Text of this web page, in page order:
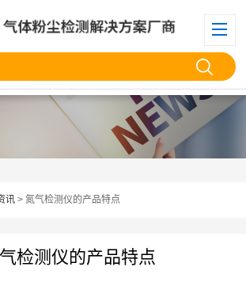
讯 > 氮气检测仪的产品特点
检测仪的产品特点